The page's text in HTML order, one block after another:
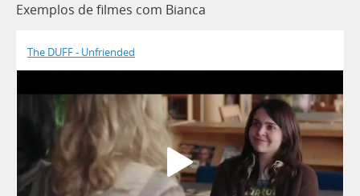
Exemplos de filmes com Bianca
The DUFF - Unfriended